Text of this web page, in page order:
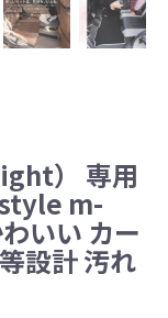
） 専用
m-
いい カー
設計 汚れ